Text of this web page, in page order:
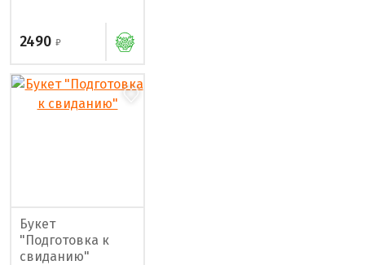
2490
Букет
"Подготовка к
свиданию"